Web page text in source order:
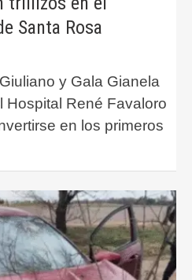
Santa Rosa
y Gala Gianela
Hospital René Favaloro
en los primeros